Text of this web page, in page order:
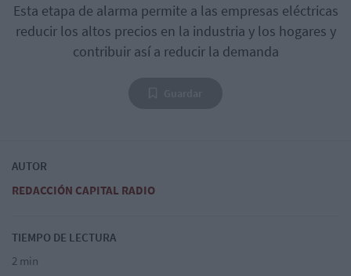
Esta etapa de alarma permite a las empresas eléctricas
reducir los altos precios en la industria y los hogares y
contribuir así a reducir la demanda
AUTOR
REDACCIÓN CAPITAL RADIO
TIEMPO DE LECTURA
2 min